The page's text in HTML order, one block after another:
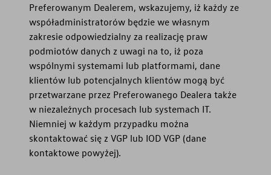
Preferowanym Dealerem, wskazujemy, iż każdy ze
współadministratorów będzie we własnym
zakresie odpowiedzialny za realizację praw
podmiotów danych z uwagi na to, iż poza
wspólnymi systemami lub platformami, dane
klientów lub potencjalnych klientów mogą być
przetwarzane przez Preferowanego Dealera także
w niezależnych procesach lub systemach IT.
Niemniej w każdym przypadku można
skontaktować się z VGP lub IOD VGP (dane
kontaktowe powyżej).